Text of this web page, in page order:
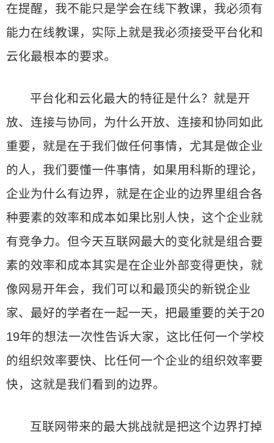
在提醒，我不能只是学会在线下教课，我必须有
能力在线教课，实际上就是我必须接受平台化和
云化最根本的要求。
平台化和云化最大的特征是什么？就是开
放、连接与协同，为什么开放、连接和协同如此
重要，就是在于我们做任何事情，尤其是做企业
的人，我们要懂一件事情，如果用科斯的理论，
企业为什么有边界，就是在企业的边界里组合各
种要素的效率和成本如果比别人快，这个企业就
有竞争力。但今天互联网最大的变化就是组合要
素的效率和成本其实是在企业外部变得更快，就
像网易开年会，我们可以和最顶尖的新锐企业
家、最好的学者在一起一天，把最重要的关于20
19年的想法一次性告诉大家，这比任何一个学校
的组织效率要快、比任何一个企业的组织效率要
快，这就是我们看到的边界。
互联网带来的最大挑战就是把这个边界打掉